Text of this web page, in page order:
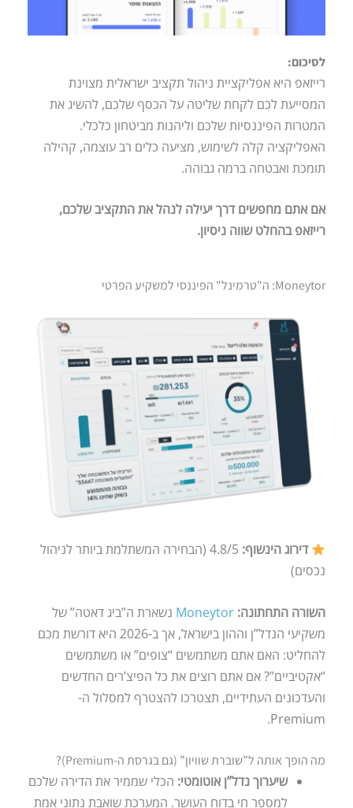
לסיכום:
רייזאפ היא אפליקציית ניהול תקציב ישראלית מצוינת
המסייעת לכם לקחת שליטה על הכסף שלכם, להשיג את
המטרות הפיננסיות שלכם וליהנות מביטחון כלכלי.
האפליקציה קלה לשימוש, מציעה כלים רב עוצמה, קהילה
תומכת ואבטחה ברמה גבוהה.
אם אתם מחפשים דרך יעילה לנהל את התקציב שלכם,
רייזאפ בהחלט שווה ניסיון.
Moneytor: ה"טרמינל" הפיננסי למשקיע הפרטי
דירוג הינשוף:
4.8/5 (הבחירה המשתלמת ביותר לניהול
נכסים)
השורה התחתונה: Moneytor נשארת ה”ביג דאטה” של
משקיעי הנדל”ן וההון בישראל, אך ב-2026 היא דורשת מכם
להחליט: האם אתם משתמשים “צופים” או משתמשים
“אקטיביים”? אם אתם רוצים את כל הפיצ’רים החדשים
והעדכונים העתידיים, תצטרכו להצטרף למסלול ה-
Premium.
מה הופך אותה ל”שוברת שוויון” (גם בגרסת ה-Premium)?
שיערוך נדל”ן אוטומטי: הכלי שממיר את הדירה שלכם
למספר חי בדוח העושר. המערכת שואבת נתוני אמת